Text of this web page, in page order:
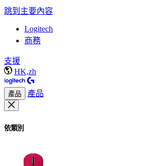
跳到主要內容
Logitech
商務
支援
HK,zh
產品 產品
依類別